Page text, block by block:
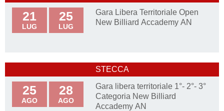
21
LUG
25
LUG
Gara Libera Territoriale Open
New Billiard Accademy AN
STECCA
25
AGO
28
AGO
Gara libera territoriale 1°- 2°- 3°
Categoria New Billiard
Accademy AN